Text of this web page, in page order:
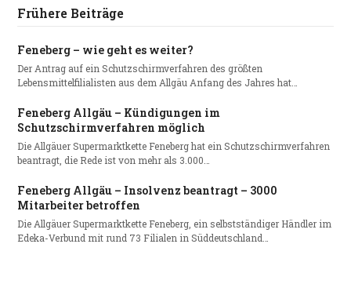
Frühere Beiträge
Feneberg – wie geht es weiter?
Der Antrag auf ein Schutzschirmverfahren des größten
Lebensmittelfilialisten aus dem Allgäu Anfang des Jahres hat…
Feneberg Allgäu – Kündigungen im
Schutzschirmverfahren möglich
Die Allgäuer Supermarktkette Feneberg hat ein Schutzschirmverfahren
beantragt, die Rede ist von mehr als 3.000…
Feneberg Allgäu – Insolvenz beantragt – 3000
Mitarbeiter betroffen
Die Allgäuer Supermarktkette Feneberg, ein selbstständiger Händler im
Edeka-Verbund mit rund 73 Filialen in Süddeutschland…